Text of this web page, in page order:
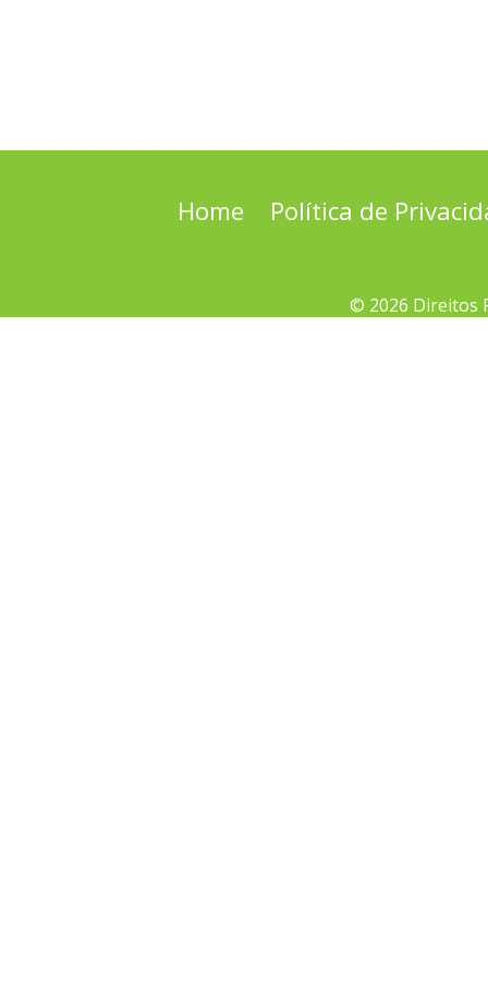
Home Política de
© 2026 Direitos